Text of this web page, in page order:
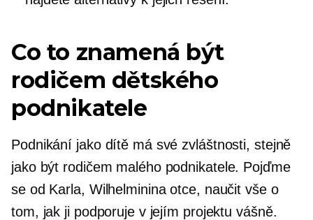
Co to znamená být
rodičem dětského
podnikatele
Podnikání jako dítě má své zvláštnosti, stejně
jako být rodičem malého podnikatele. Pojďme
se od Karla, Wilhelminina otce, naučit vše o
tom, jak ji podporuje v jejím projektu vášně.